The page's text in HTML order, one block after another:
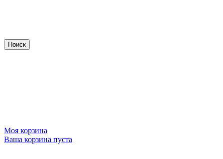
Моя корзина
Ваша корзина пуста